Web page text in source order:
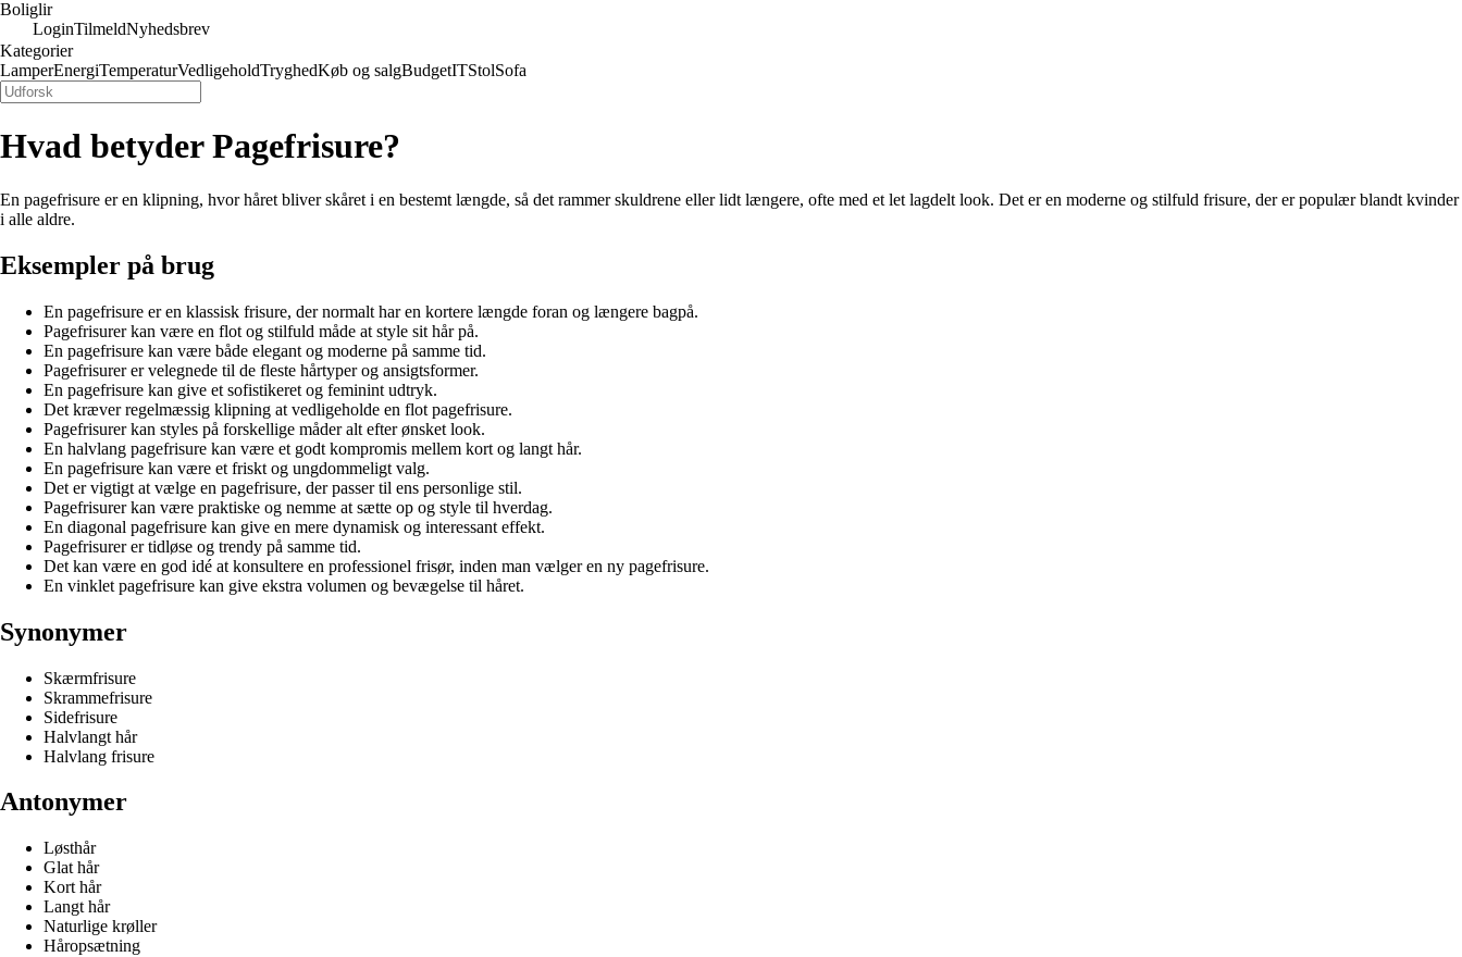
Boliglir
LoginTilmeldNyhedsbrev
Kategorier
LamperEnergiTemperaturVedligeholdTryghedKøb og salgBudgetITStolSofa
Hvad betyder Pagefrisure?
En pagefrisure er en klipning, hvor håret bliver skåret i en bestemt længde, så det rammer skuldrene eller lidt længere, ofte med et let lagdelt look. Det er en moderne og stilfuld frisure, der er populær blandt kvinder
i alle aldre.
Eksempler på brug
En pagefrisure er en klassisk frisure, der normalt har en kortere længde foran og længere bagpå.
Pagefrisurer kan være en flot og stilfuld måde at style sit hår på.
En pagefrisure kan være både elegant og moderne på samme tid.
Pagefrisurer er velegnede til de fleste hårtyper og ansigtsformer.
En pagefrisure kan give et sofistikeret og feminint udtryk.
Det kræver regelmæssig klipning at vedligeholde en flot pagefrisure.
Pagefrisurer kan styles på forskellige måder alt efter ønsket look.
En halvlang pagefrisure kan være et godt kompromis mellem kort og langt hår.
En pagefrisure kan være et friskt og ungdommeligt valg.
Det er vigtigt at vælge en pagefrisure, der passer til ens personlige stil.
Pagefrisurer kan være praktiske og nemme at sætte op og style til hverdag.
En diagonal pagefrisure kan give en mere dynamisk og interessant effekt.
Pagefrisurer er tidløse og trendy på samme tid.
Det kan være en god idé at konsultere en professionel frisør, inden man vælger en ny pagefrisure.
En vinklet pagefrisure kan give ekstra volumen og bevægelse til håret.
Synonymer
Skærmfrisure
Skrammefrisure
Sidefrisure
Halvlangt hår
Halvlang frisure
Antonymer
Løsthår
Glat hår
Kort hår
Langt hår
Naturlige krøller
Håropsætning